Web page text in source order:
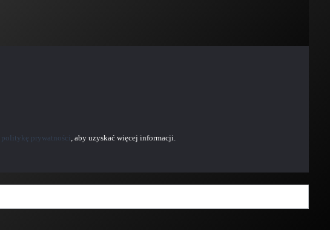
politykę prywatności, aby uzyskać więcej informacji.